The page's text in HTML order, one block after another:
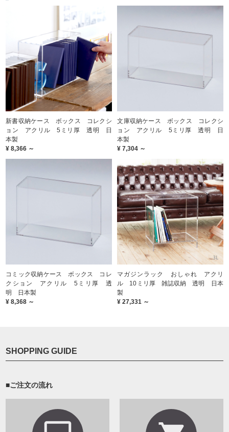
新書収納ケース ボックス コレクシ
ョン アクリル 5ミリ厚 透明 日
本製
¥ 8,366 ～
文庫収納ケース ボックス コレクシ
ョン アクリル 5ミリ厚 透明 日
本製
¥ 7,304 ～
コミック収納ケース ボックス コレ
クション アクリル 5ミリ厚 透
明 日本製
¥ 8,368 ～
マガジンラック おしゃれ アクリ
ル 10ミリ厚 雑誌収納 透明 日本
製
¥ 27,331 ～
SHOPPING GUIDE
■ご注文の流れ